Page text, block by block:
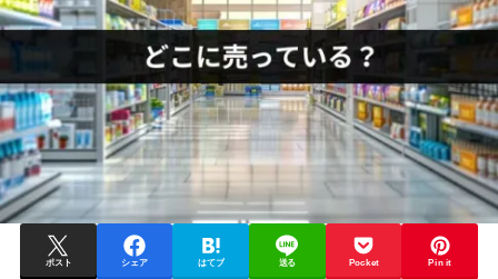
ポスト シェア はてブ 送る Pocket Pin it